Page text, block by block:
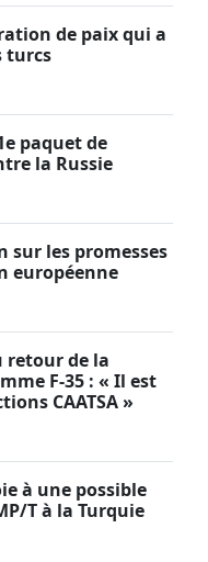
de paix qui a
turcs
paquet de
la Russie
sur les promesses
européenne
retour de la
F-35 : « Il est
CAATSA »
à une possible
T à la Turquie